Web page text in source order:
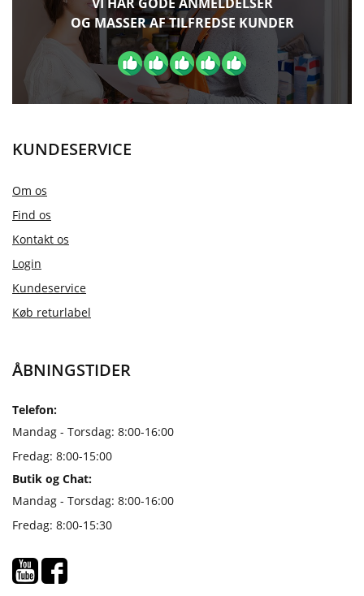
OG MASSER AF TILFREDSE KUNDER
KUNDESERVICE
Om os
Find os
Kontakt os
Login
Kundeservice
Køb returlabel
ÅBNINGSTIDER
Telefon:
Mandag - Torsdag: 8:00-16:00
Fredag: 8:00-15:00
Butik og Chat:
Mandag - Torsdag: 8:00-16:00
Fredag: 8:00-15:30